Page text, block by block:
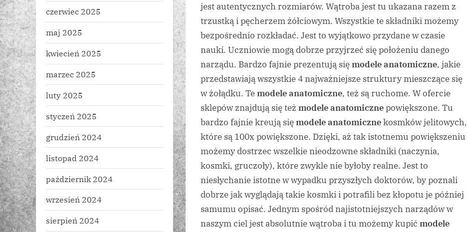
jest autentycznych rozmiarów. Wątroba jest tu ukazana razem z
trzustką i pęcherzem żółciowym. Wszystkie te składniki możemy
bezpośrednio rozkładać. Jest to wyjątkowo przydane w czasie
nauki. Uczniowie mogą dobrze przyjrzeć się położeniu danego
narządu. Bardzo fajnie prezentują sięmodele anatomiczne, jakie
przedstawiają wszystkie 4 najważniejsze struktury mieszczące się
w żołądku. Temodele anatomiczne, też są ruchome. W ofercie
sklepów znajdują się też modele anatomicznepowiększone. Tu
bardzo fajnie kreują sięmodele anatomicznekosmków jelitowych,
które są 100x powiększone. Dzięki, aż tak istotnemu powiększeniu
możemy dostrzec wszelkie nieodzowne składniki (naczynia,
kosmki, gruczoły), które zwykle nie byłoby realne. Jest to
niesłychanie istotne w wypadku przyszłych doktorów, by poznali
dobrze jak wyglądają takie kosmki i potrafili bez kłopotu je później
samumu opisać. Jednym spośród najistotniejszych narządów w
naszym ciel jest absolutnie wątroba i tu możemy kupić modele
czerwiec 2025
maj 2025
kwiecień 2025
marzec 2025
luty 2025
styczeń 2025
grudzień 2024
listopad 2024
październik 2024
wrzesień 2024
sierpień 2024